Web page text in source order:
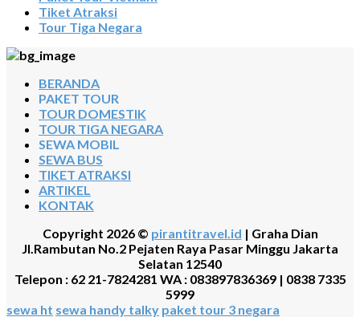
Tiket Atraksi
Tour Tiga Negara
BERANDA
PAKET TOUR
TOUR DOMESTIK
TOUR TIGA NEGARA
SEWA MOBIL
SEWA BUS
TIKET ATRAKSI
ARTIKEL
KONTAK
Copyright 2026 © pirantitravel.id | Graha Dian
Jl.Rambutan No.2 Pejaten Raya Pasar Minggu Jakarta
Selatan 12540
Telepon : 62 21-7824281 WA : 083897836369 | 0838 7335
5999
sewa ht sewa handy talky paket tour 3 negara